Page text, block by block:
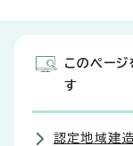
このペー
す
認定地域建